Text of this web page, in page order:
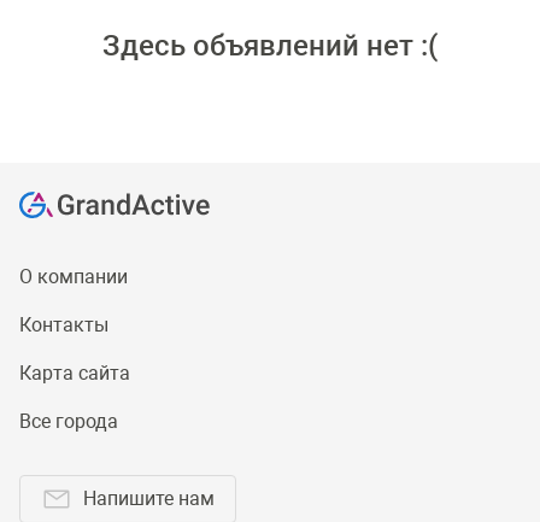
Здесь объявлений нет :(
О компании
Контакты
Карта сайта
Все города
Напишите нам